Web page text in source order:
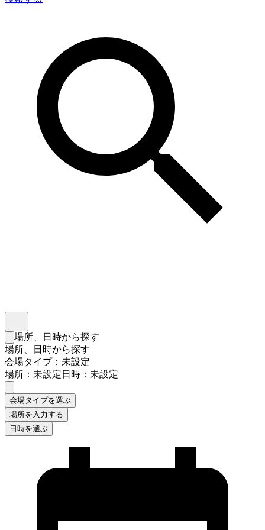
検索フォームを閉じる
場所、日時から探す
場所、日時から探す
会場タイプ：未設定
場所：未設定日時：未設定
会場タイプを選ぶ
場所を入力する
日時を選ぶ